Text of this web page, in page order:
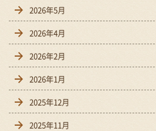
2026年5月
2026年4月
2026年2月
2026年1月
2025年12月
2025年11月